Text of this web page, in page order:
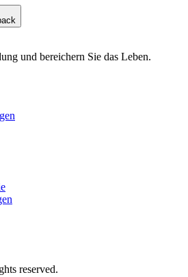
und bereichern Sie das Leben.
reserved.